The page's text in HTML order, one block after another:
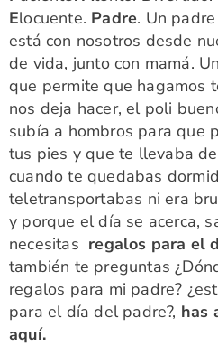
Elocuente. Padre. Un
está con nosotros desde
de vida, junto con mamá.
que permite que hagamos
nos deja hacer, el poli
subía a hombros para que
tus pies y que te llevaba
cuando te quedabas
teletransportabas ni era
y porque el día se acerca,
necesitas regalos para el
también te preguntas
regalos para mi padre?
para el día del padre?, has
aquí.